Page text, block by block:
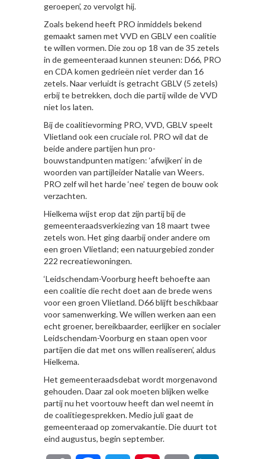
geroepen’, zo vervolgt hij.
Zoals bekend heeft PRO inmiddels bekend
gemaakt samen met VVD en GBLV een coalitie
te willen vormen. Die zou op 18 van de 35 zetels
in de gemeenteraad kunnen steunen: D66, PRO
en CDA komen gedrieën niet verder dan 16
zetels. Naar verluidt is getracht GBLV (5 zetels)
erbij te betrekken, doch die partij wilde de VVD
niet los laten.
Bij de coalitievorming PRO, VVD, GBLV speelt
Vlietland ook een cruciale rol. PRO wil dat de
beide andere partijen hun pro-
bouwstandpunten matigen: ‘afwijken’ in de
woorden van partijleider Natalie van Weers.
PRO zelf wil het harde ‘nee’ tegen de bouw ook
verzachten.
Hielkema wijst erop dat zijn partij bij de
gemeenteraadsverkiezing van 18 maart twee
zetels won. Het ging daarbij onder andere om
een groen Vlietland; een natuurgebied zonder
222 recreatiewoningen.
‘Leidschendam-Voorburg heeft behoefte aan
een coalitie die recht doet aan de brede wens
voor een groen Vlietland. D66 blijft beschikbaar
voor samenwerking. We willen werken aan een
echt groener, bereikbaarder, eerlijker en socialer
Leidschendam-Voorburg en staan open voor
partijen die dat met ons willen realiseren’, aldus
Hielkema.
Het gemeenteraadsdebat wordt morgenavond
gehouden. Daar zal ook moeten blijken welke
partij nu het voortouw heeft dan wel neemt in
de coalitiegesprekken. Medio juli gaat de
gemeenteraad op zomervakantie. Die duurt tot
eind augustus, begin september.